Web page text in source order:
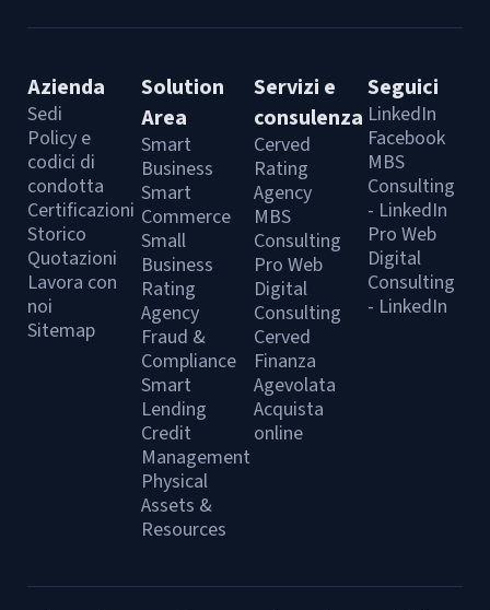
Azienda
Sedi
Policy e
codici di
condotta
Certificazioni
Storico
Quotazioni
Lavora con
noi
Sitemap
Solution
Area
Smart
Business
Smart
Commerce
Small
Business
Rating
Agency
Fraud &
Compliance
Smart
Lending
Credit
Management
Physical
Assets &
Resources
Servizi e
consulenza
Cerved
Rating
Agency
MBS
Consulting
Pro Web
Digital
Consulting
Cerved
Finanza
Agevolata
Acquista
online
Seguici
LinkedIn
Facebook
MBS
Consulting
- LinkedIn
Pro Web
Digital
Consulting
- LinkedIn